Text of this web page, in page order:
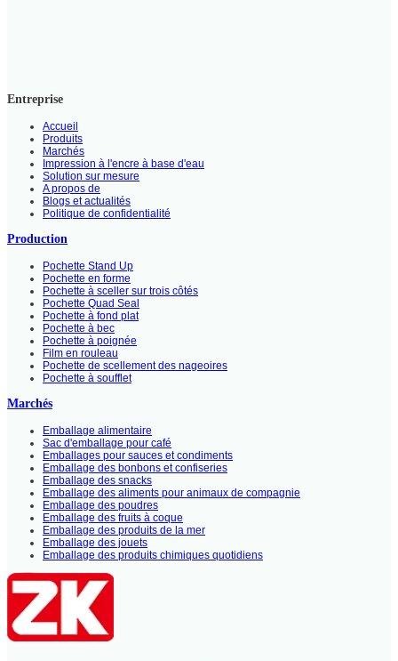
Entreprise
Accueil
Produits
Marchés
Impression à l'encre à base d'eau
Solution sur mesure
A propos de
Blogs et actualités
Politique de confidentialité
Production
Pochette Stand Up
Pochette en forme
Pochette à sceller sur trois côtés
Pochette Quad Seal
Pochette à fond plat
Pochette à bec
Pochette à poignée
Film en rouleau
Pochette de scellement des nageoires
Pochette à soufflet
Marchés
Emballage alimentaire
Sac d'emballage pour café
Emballages pour sauces et condiments
Emballage des bonbons et confiseries
Emballage des snacks
Emballage des aliments pour animaux de compagnie
Emballage des poudres
Emballage des fruits à coque
Emballage des produits de la mer
Emballage des jouets
Emballage des produits chimiques quotidiens